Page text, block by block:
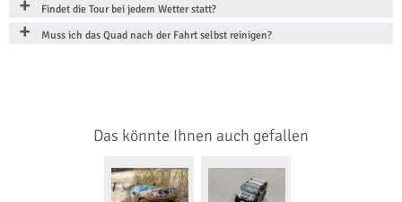
Findet die Tour bei jedem Wetter statt?
Muss ich das Quad nach der Fahrt selbst reinigen?
Das könnte Ihnen auch gefallen